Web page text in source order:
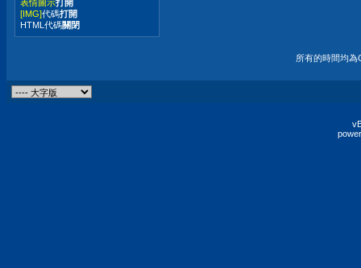
表情圖示打開
[IMG]代碼打開
HTML代碼關閉
所有的時間均為